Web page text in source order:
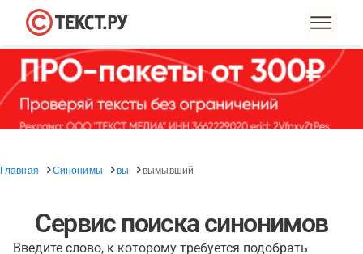
Главная Синонимы вы вымывший
Сервис поиска синонимов
Введите слово, к которому требуется подобрать